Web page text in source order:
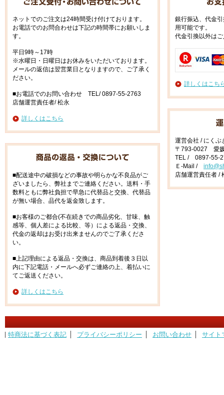
ネットでのご注文は24時間受け付けております。
お電話でのお問合わせは下記の時間帯にお願いしま
す。
平日9時～17時
※水曜日・日曜日はお休みをいただいております。
メールの返信は翌営業日となりますので、ご了承く
ださい。
■お電話でのお問い合わせ TEL/ 0897-55-2763
店舗運営責任者/ 松永
詳しくはこちら
■配送途中の破損などの事故や明らかな不良品がご
ざいましたら、弊社までご連絡ください。送料・手
数料ともに弊社負担で早急に代替品と交換、代替品
が無い場合、品代を返金致します。
■お客様のご都合(不在続きでの商品劣化、甘味、触
感等、個人差による比較、等）による返品・交換、
代金の返却はお受け出来ませんのでご了承くださ
い。
■上記理由による返品・交換は、商品到着後３日以
内に下記電話・メールへ必ずご連絡の上、着払いに
てご返送ください。
詳しくはこちら
銀行振込、代金
用可能です。
代金引換以外は
詳しくはこち
運営会社 / にくぶ
〒793-0027 愛
TEL / 0897-55-
Ｅ-Mail /
店舗運営責任者 /
特商法に基づく表記 プライバシーポリシー お問い合わせ サイト